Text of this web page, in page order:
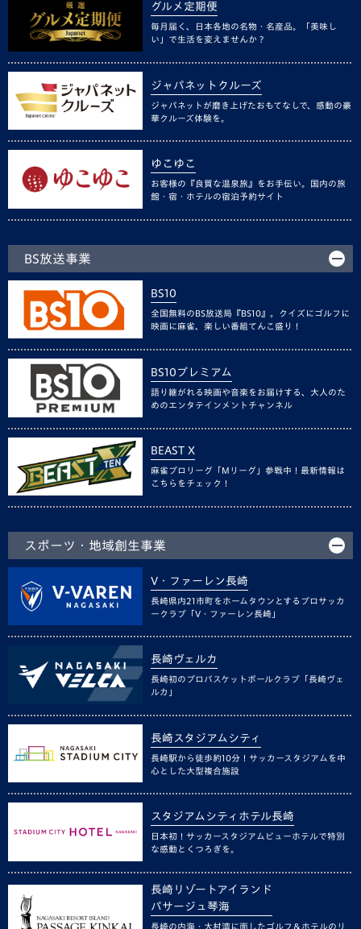
グルメ定期便
毎月届く、日本各地の名物・名産品。「美味し
い」で生活を変えませんか？
ジャパネットクルーズ
ジャパネットが磨き上げたおもてなしで、感動の豪
華クルーズ体験を。
ゆこゆこ
お客様の『良質な温泉旅』をお手伝い。国内の旅
館・宿・ホテルの宿泊予約サイト
BS放送事業
BS10
全国無料のBS放送局『BS10』。クイズにゴルフに
映画に麻雀、楽しい番組てんこ盛り！
BS10プレミアム
語り継がれる映画や音楽をお届けする、大人のた
めのエンタテインメントチャンネル
BEAST X
麻雀プロリーグ「Mリーグ」参戦中！最新情報は
こちらをチェック！
スポーツ・地域創生事業
V・ファーレン長崎
長崎県内21市町をホームタウンとするプロサッカ
ークラブ「V・ファーレン長崎」
長崎ヴェルカ
長崎初のプロバスケットボールクラブ「長崎ヴェ
ルカ」
長崎スタジアムシティ
長崎駅から徒歩約10分！サッカースタジアムを中
心とした大型複合施設
スタジアムシティホテル長崎
日本初！サッカースタジアムビューホテルで特別
な感動とくつろぎを。
長崎リゾートアイランド
パサージュ琴海
長崎の内海・大村湾に面したゴルフ＆ホテルのリ